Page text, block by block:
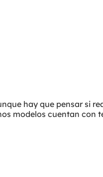
hay que pensar si
modelos cuentan